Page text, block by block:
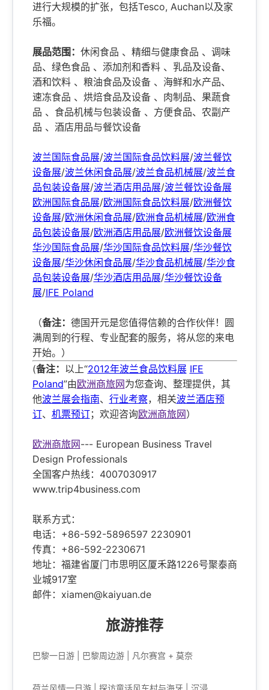
进行大规模的扩张，包括Tesco, Auchan以及家
乐福。
展品范围： 休闲食品 、精细与健康食品 、调味
品、绿色食品 、添加剂和香料 、乳品及设备、
酒和饮料 、粮油食品及设备 、海鲜和水产品、
速冻食品 、烘焙食品及设备 、肉制品、果蔬食
品 、食品机械与包装设备 、方便食品、农副产
品 、酒店用品与餐饮设备
波兰国际食品展/波兰国际食品饮料展/波兰餐饮
设备展/波兰休闲食品展/波兰食品机械展/波兰食
品包装设备展/波兰酒店用品展/波兰餐饮设备展
欧洲国际食品展/欧洲国际食品饮料展/欧洲餐饮
设备展/欧洲休闲食品展/欧洲食品机械展/欧洲食
品包装设备展/欧洲酒店用品展/欧洲餐饮设备展
华沙国际食品展/华沙国际食品饮料展/华沙餐饮
设备展/华沙休闲食品展/华沙食品机械展/华沙食
品包装设备展/华沙酒店用品展/华沙餐饮设备
展/IFE Poland
（备注： 德国开元是您值得信赖的合作伙伴！圆
满周到的行程、专业配套的服务，将从您的来电
开始。）
(备注： 以上“2012年波兰食品饮料展 IFE
Poland”由欧洲商旅网为您查询、整理提供，其
他波兰展会指南、 行业考察，相关波兰酒店预
订、 机票预订；欢迎咨询欧洲商旅网）
欧洲商旅网--- European Business Travel
Design Professionals
全国客户热线：4007030917
www.trip4business.com
联系方式：
电话：+86-592-5896597 2230901
传真：+86-592-2230671
地址：福建省厦门市思明区厦禾路1226号聚泰商
业城917室
邮件：xiamen@kaiyuan.de
旅游推荐
巴黎一日游 | 巴黎周边游 | 凡尔赛宫 + 莫奈
荷兰风情一日游 | 探访童话风车村与海牙 | 沉浸